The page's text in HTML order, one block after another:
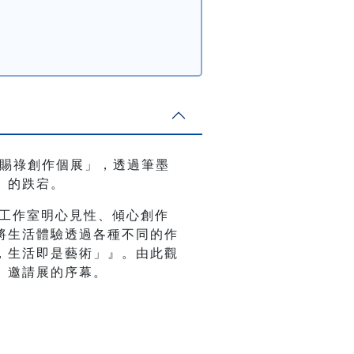
祿創作個展」，透過筆墨
跌宕。
作室明心見性、傾心創作
生活體驗透過各種不同的作
活即是藝術」』。由此觀
請展的序幕。